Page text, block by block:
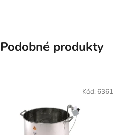
Podobné produkty
Kód: 6361